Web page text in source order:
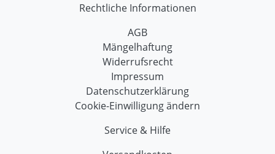
Rechtliche Informationen
AGB
Mängelhaftung
Widerrufsrecht
Impressum
Datenschutzerklärung
Cookie-Einwilligung ändern
Service & Hilfe